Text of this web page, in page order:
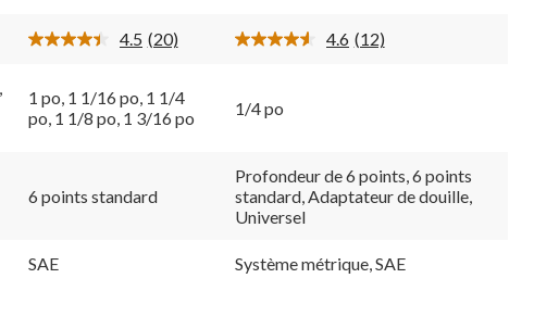
évaluations
4.5 Lire
commentaires.
Lien
vers
(20) 4.6 Lire
même
page.
(12)
1 po, 1 1/16 po, 1 1/4
po, 1 1/8 po, 1 3/16 po
1/4 po
6 points standard
Profondeur de 6 points, 6 points
standard, Adaptateur de douille,
Universel
SAE Système métrique, SAE